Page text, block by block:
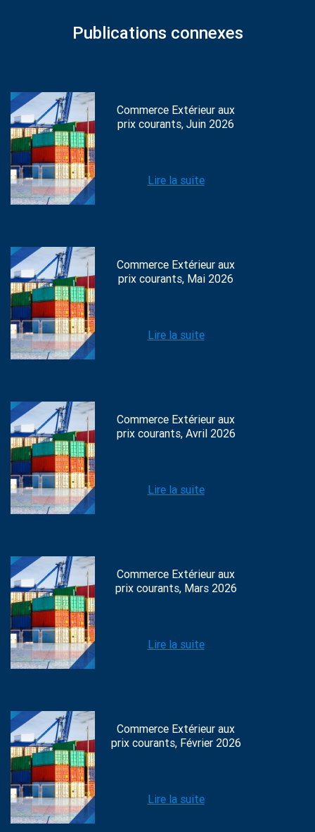
Publications connexes
Commerce Extérieur aux
prix courants, Juin 2026
Lire la suite
Commerce Extérieur aux
prix courants, Mai 2026
Lire la suite
Commerce Extérieur aux
prix courants, Avril 2026
Lire la suite
Commerce Extérieur aux
prix courants, Mars 2026
Lire la suite
Commerce Extérieur aux
prix courants, Février 2026
Lire la suite